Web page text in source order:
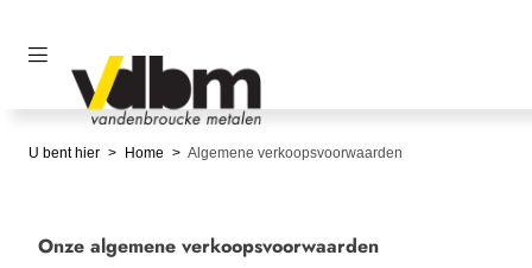
U bent hier Home Algemene verkoopsvoorwaarden
Onze algemene verkoopsvoorwaarden